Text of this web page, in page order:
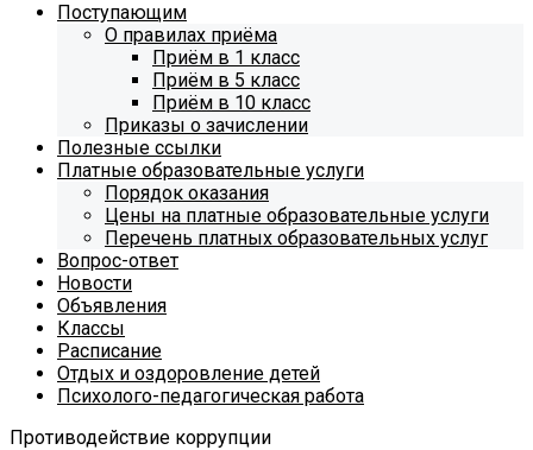
Поступающим
О правилах приёма
Приём в 1 класс
Приём в 5 класс
Приём в 10 класс
Приказы о зачислении
Полезные ссылки
Платные образовательные услуги
Порядок оказания
Цены на платные образовательные услуги
Перечень платных образовательных услуг
Вопрос-ответ
Новости
Объявления
Классы
Расписание
Отдых и оздоровление детей
Психолого-педагогическая работа
Противодействие коррупции